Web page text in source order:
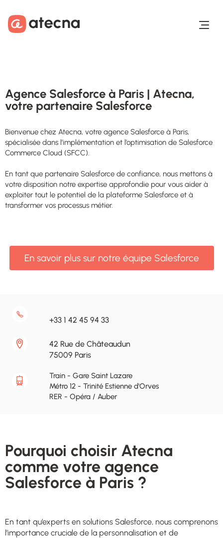
Agence Salesforce à Paris | Atecna,
votre partenaire Salesforce
Bienvenue chez Atecna, votre agence Salesforce à Paris,
spécialisée dans l’implémentation et l’optimisation de Salesforce
Commerce Cloud (SFCC).
En tant que partenaire Salesforce de confiance, nous mettons à
votre disposition notre expertise approfondie pour vous aider à
exploiter tout le potentiel de la plateforme Salesforce et à
transformer vos processus métier.
En savoir plus sur notre équipe Salesforce
+33 1 42 45 94 33
42 Rue de Châteaudun
75009 Paris
Train - Gare Saint Lazare
Métro 12 - Trinité Estienne d'Orves
RER - Opéra / Auber
Pourquoi choisir Atecna
comme votre agence
Salesforce à Paris ?
En tant qu’experts en solutions Salesforce, nous comprenons
l’importance cruciale de la personnalisation et de